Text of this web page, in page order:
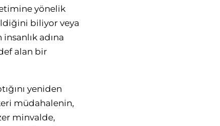
yönelik
biliyor veya
adına
alan bir
yeniden
müdahalenin,
minvalde,